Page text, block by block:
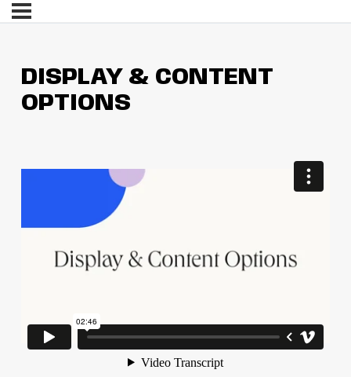
DISPLAY & CONTENT
OPTIONS